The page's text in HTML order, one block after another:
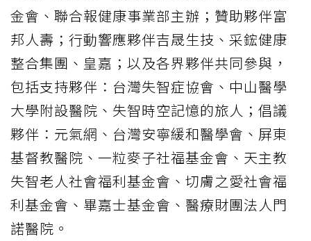
金會、聯合報健康事業部主辦；贊助夥伴富
邦人壽；行動響應夥伴吉晟生技、采鋐健康
整合集團、皇嘉；以及各界夥伴共同參與，
包括支持夥伴：台灣失智症協會、中山醫學
大學附設醫院、失智時空記憶的旅人；倡議
夥伴：元氣網、台灣安寧緩和醫學會、屏東
基督教醫院、一粒麥子社福基金會、天主教
失智老人社會福利基金會、切膚之愛社會福
利基金會、畢嘉士基金會、醫療財團法人門
諾醫院。